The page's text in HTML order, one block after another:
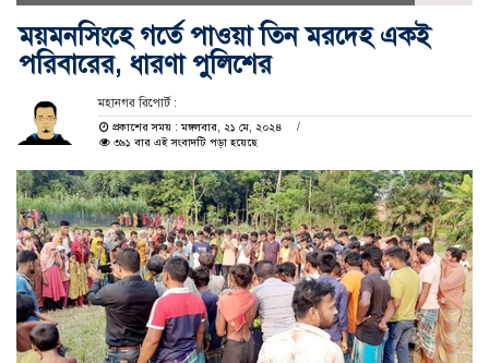
ময়মনসিংহে গর্তে পাওয়া তিন মরদেহ একই
পরিবারের, ধারণা পুলিশের
মহানগর রিপোর্ট :
প্রকাশের সময় : মঙ্গলবার, ২১ মে, ২০২৪
৩৯১ বার এই সংবাদটি পড়া হয়েছে